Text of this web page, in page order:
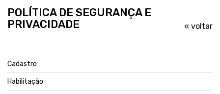
POLÍTICA DE SEGURANÇA E
PRIVACIDADE
« voltar
Cadastro
Habilitação